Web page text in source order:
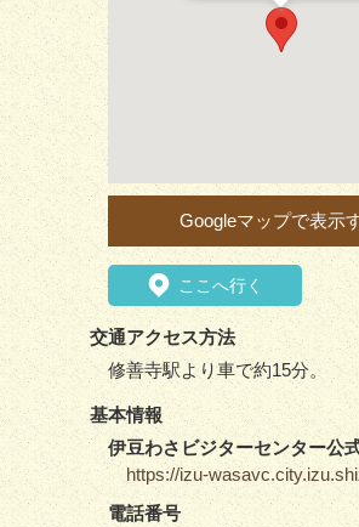
Googleマップで表示
ここへ行く
交通アクセス方法
修善寺駅より車で約15分。
基本情報
伊豆わさビジターセンター公
https://izu-
電話番号